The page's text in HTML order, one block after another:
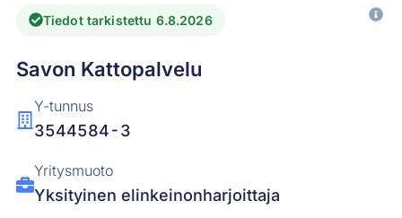
Tiedot tarkistettu 6.8.2026
Savon Kattopalvelu
Y-tunnus
3544584-3
Yritysmuoto
Yksityinen elinkeinonharjoittaja